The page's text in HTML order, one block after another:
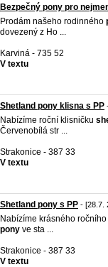
Bezpečný pony pro
Prodám našeho rodinného
dovezený z Ho ...
Karviná - 735 52
V textu
Shetland pony klisna s PP
Nabízíme roční klisničku
Červenobílá str ...
Strakonice - 387 33
V textu
Shetland pony s PP - [28.7.
Nabízíme krásného
pony ve sta ...
Strakonice - 387 33
V textu